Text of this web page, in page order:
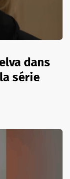
dans
série